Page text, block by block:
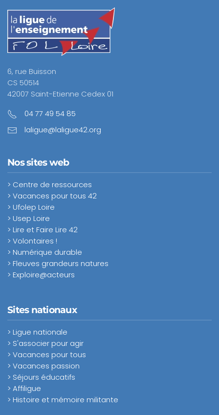
6, rue Buisson
CS 50514
42007 Saint-Etienne Cedex 01
04 77 49 54 85
laligue@laligue42.org
Nos sites web
> Centre de ressources
> Vacances pour tous 42
> Ufolep Loire
> Usep Loire
> Lire et Faire Lire 42
> Volontaires !
> Numérique durable
> Fleuves grandeurs natures
> Exploire@acteurs
Sites nationaux
> Ligue nationale
> S'associer pour agir
> Vacances pour tous
> Vacances passion
> Séjours éducatifs
> Affiligue
> Histoire et mémoire militante